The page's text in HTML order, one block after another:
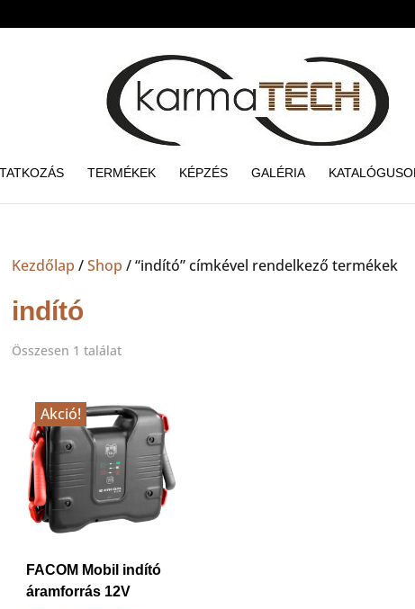
TERMÉKEK KÉPZÉS GALÉRIA
Kezdőlap /Shop / “indító” címkével rendelkező termékek
indító
Összesen 1 találat
Akció!
FACOM Mobil indító
áramforrás 12V